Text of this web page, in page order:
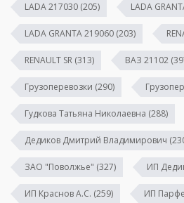
LADA 217030 (205) LADA
LADA GRANTA 219060 (203)
RENAULT SR (313) ВАЗ 21102
Грузоперевозки (290)
Гудкова Татьяна Николаевна (288)
Дедиков Дмитрий Владимирович
ЗАО "Поволжье" (327) ИП
ИП Краснов А.С. (259) ИП